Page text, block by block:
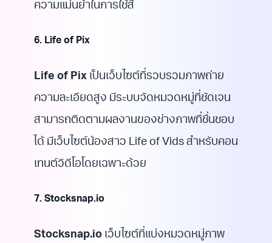
ความแม่นยำในการใช้สี
6. Life of Pix
Life of Pix เป็นเว็บไซต์ที่รวบรวมภาพถ่าย
ความละเอียดสูง มีระบบจัดหมวดหมู่ที่ชัดเจน
สามารถติดตามผลงานของช่างภาพที่ชื่นชอบ
ได้ มีเว็บไซต์น้องสาว Life of Vids สำหรับคอน
เทนต์วิดีโอโดยเฉพาะด้วย
7. Stocksnap.io
Stocksnap.io เว็บไซต์ที่แบ่งหมวดหมู่ภาพ